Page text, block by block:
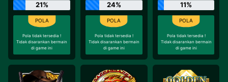
21%
Pola tidak tersedia !
Tidak disarankan bermain
di game ini
24%
Pola tidak tersedia !
Tidak disarankan bermain
di game ini
11%
Pola tidak tersedia !
Tidak disarankan bermain
di game ini